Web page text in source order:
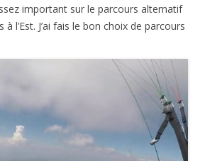
important sur le parcours alternatif
à l’Est. J’ai fais le bon choix de parcours